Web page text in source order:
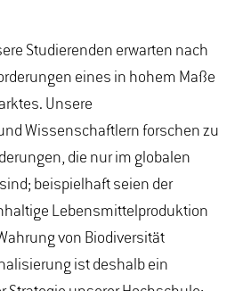
Studierenden erwarten nach
eines in hohem Maße
Unsere
Wissenschaftlern forschen zu
die nur im globalen
beispielhaft seien der
Lebensmittelproduktion
von Biodiversität
ist deshalb ein